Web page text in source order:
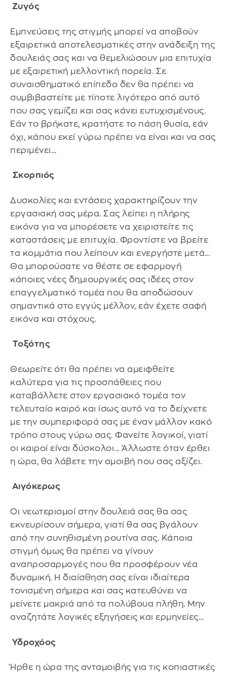
Ζυγός
Εμπνεύσεις της στιγμής μπορεί να αποβούν
εξαιρετικά αποτελεσματικές στην ανάδειξη της
δουλειάς σας και να θεμελιώσουν μια επιτυχία
με εξαιρετική μελλοντική πορεία. Σε
συναισθηματικό επίπεδο δεν θα πρέπει να
συμβιβαστείτε με τίποτε λιγότερο από αυτό
που σας γεμίζει και σας κάνει ευτυχισμένους.
Εάν το βρήκατε, κρατήστε το πάση θυσία, εάν
όχι, κάπου εκεί γύρω πρέπει να είναι και να σας
περιμένει…
Σκορπιός
Δυσκολίες και εντάσεις χαρακτηρίζουν την
εργασιακή σας μέρα. Σας λείπει η πλήρης
εικόνα για να μπορέσετε να χειριστείτε τις
καταστάσεις με επιτυχία. Φροντίστε να βρείτε
τα κομμάτια που λείπουν και ενεργήστε μετά…
Θα μπορούσατε να θέστε σε εφαρμογή
κάποιες νέες δημιουργικές σας ιδέες στον
επαγγελματικό τομέα που θα αποδώσουν
σημαντικά στο εγγύς μέλλον, εάν έχετε σαφή
εικόνα και στόχους.
Τοξότης
Θεωρείτε ότι θα πρέπει να αμειφθείτε
καλύτερα για τις προσπάθειες που
καταβάλλετε στον εργασιακό τομέα τον
τελευταίο καιρό και ίσως αυτό να το δείχνετε
με την συμπεριφορά σας με έναν μάλλον κακό
τρόπο στους γύρω σας. Φανείτε λογικοί, γιατί
οι καιροί είναι δύσκολοι... Άλλωστε όταν έρθει
η ώρα, θα λάβετε την αμοιβή που σας αξίζει.
Αιγόκερως
Οι νεωτερισμοί στην δουλειά σας θα σας
εκνευρίσουν σήμερα, γιατί θα σας βγάλουν
από την συνηθισμένη ρουτίνα σας. Κάποια
στιγμή όμως θα πρέπει να γίνουν
αναπροσαρμογές που θα προσφέρουν νέα
δυναμική. Η διαίσθηση σας είναι ιδιαίτερα
τονισμένη σήμερα και σας κατευθύνει να
μείνετε μακριά από τα πολύβουα πλήθη. Μην
αναζητάτε λογικές εξηγήσεις και ερμηνείες…
Υδροχόος
Ήρθε η ώρα της ανταμοιβής για τις κοπιαστικές